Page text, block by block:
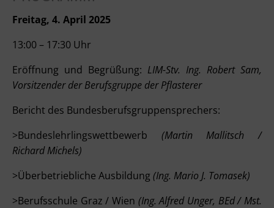
Freitag, 4. April 2025
13:00 – 17:30 Uhr
Eröffnung und Begrüßung: LIM-Stv. Ing. Robert Sam,
Vorsitzender der Berufsgruppe der Pflasterer
Bericht des Bundesberufsgruppensprechers:
>Bundeslehrlingswettbewerb (Martin Mallitsch /
Richard Michels)
>Überbetriebliche Ausbildung(Ing. Mario J. Tomasek)
>Berufsschule Graz / Wien (Ing. Alfred Unger, BEd / Mst.